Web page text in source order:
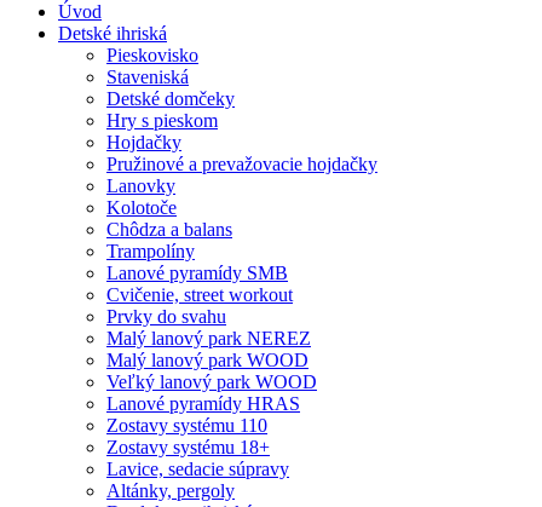
Úvod
Detské ihriská
Pieskovisko
Staveniská
Detské domčeky
Hry s pieskom
Hojdačky
Pružinové a prevažovacie hojdačky
Lanovky
Kolotoče
Chôdza a balans
Trampolíny
Lanové pyramídy SMB
Cvičenie, street workout
Prvky do svahu
Malý lanový park NEREZ
Malý lanový park WOOD
Veľký lanový park WOOD
Lanové pyramídy HRAS
Zostavy systému 110
Zostavy systému 18+
Lavice, sedacie súpravy
Altánky, pergoly